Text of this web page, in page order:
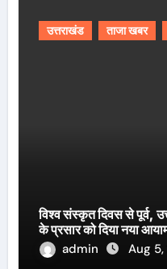
उत्तराखंड ताजा खबर
विश्व संस्कृत दिवस से पूर्व,
के प्रसार को दिया नया
admin
Aug